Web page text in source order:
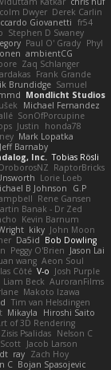
Dwyer Derek Carlin
Giovanetti fr54
Stephen D Swaney
Paul O' Grady Phyl
ambientCG
Zaq Schlanger
Frank Grande
Brundidge Samuel
Mondlicht Studios
Michael Fernandez
SonOfPorcupine
Justin
honda78
Mark Lopatka
Jeff Barnaby
Inc. Tobias Rösli
RaptorBricks
Lorie Loeb
B Johnson
G.P
Rene Gansen
Banak - Dr Zed
Kevin Barnum
kiky John Moon
Da5id Bob Dowling
Peggy O'Brien Jason Lai
wang Aeon Soul
Côté V-o Josh Purple
Liam Beck AuroranFilms
Makoto Izawa
Tim van Helsdingen
Mikayla
Hiroshi Saito
of 3D Rendering
Zisis Psalidas Nelson C
Jacob Larson
ray Zach Hoy
C Bojan Spasojevic